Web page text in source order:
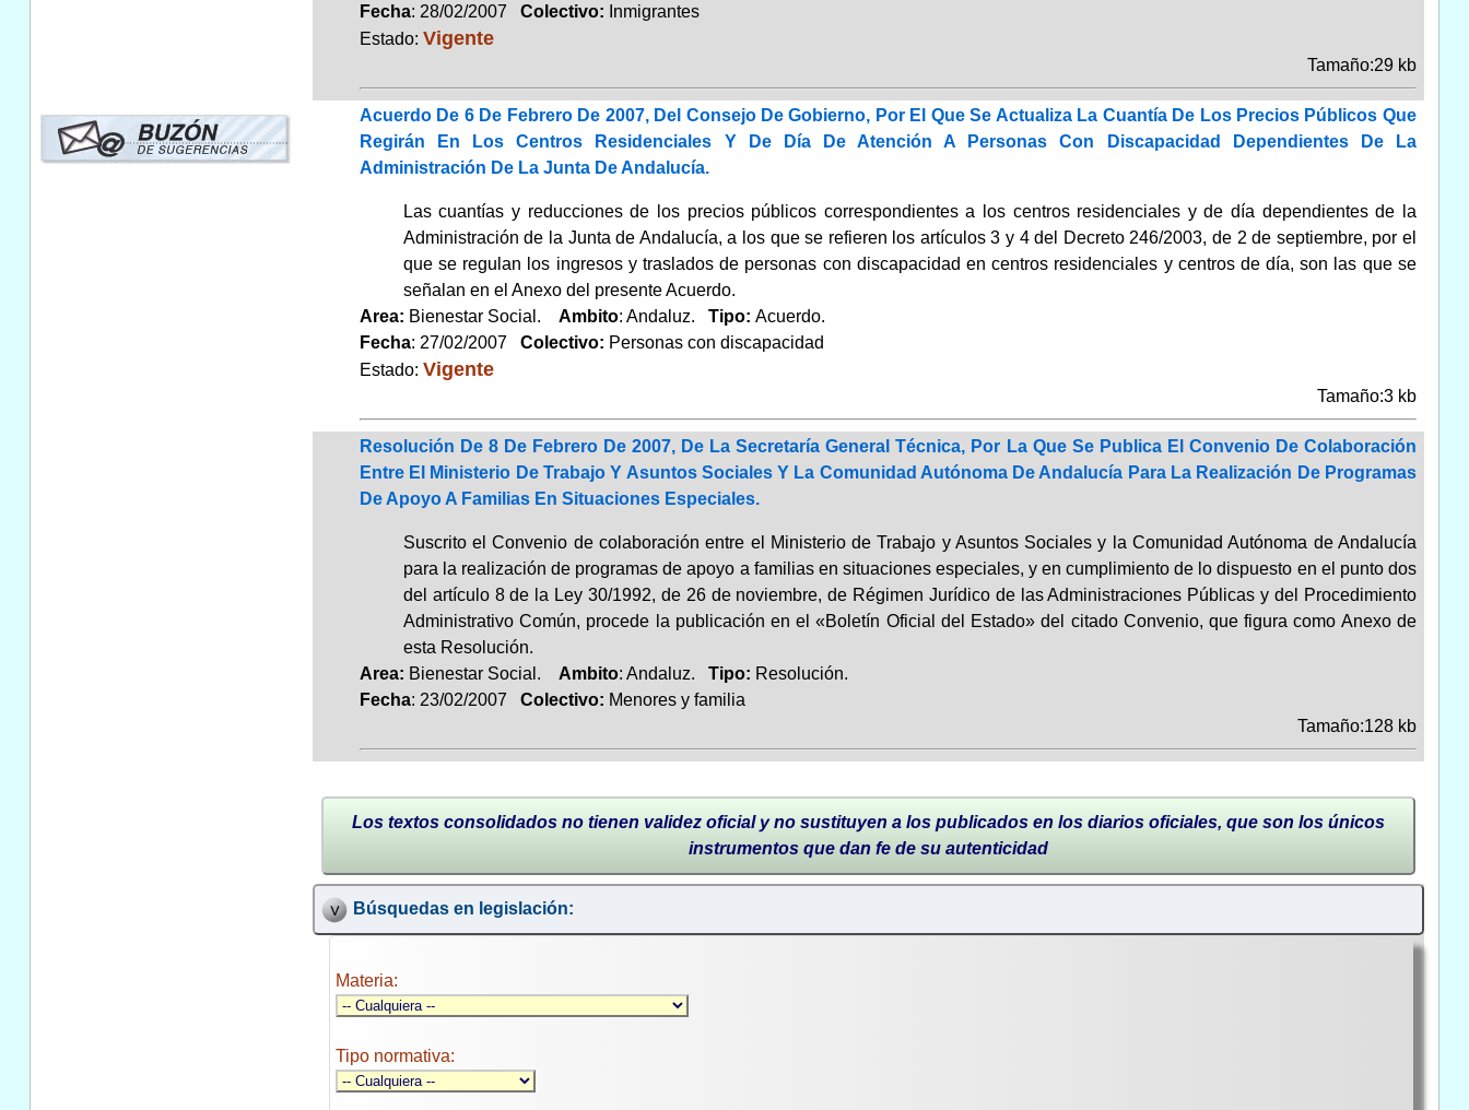
Fecha: 28/02/2007 Colectivo: Inmigrantes
Estado: Vigente
Tamaño:29 kb
Acuerdo De 6 De Febrero De 2007, Del Consejo De Gobierno, Por El Que Se Actualiza La Cuantía De Los Precios Públicos Que
Regirán En Los Centros Residenciales Y De Día De Atención A Personas Con Discapacidad Dependientes De La
Administración De La Junta De Andalucía.
Las cuantías y reducciones de los precios públicos correspondientes a los centros residenciales y de día dependientes de la
Administración de la Junta de Andalucía, a los que se refieren los artículos 3 y 4 del Decreto 246/2003, de 2 de septiembre, por el
que se regulan los ingresos y traslados de personas con discapacidad en centros residenciales y centros de día, son las que se
señalan en el Anexo del presente Acuerdo.
Area: Bienestar Social. Ambito: Andaluz. Tipo: Acuerdo.
Fecha: 27/02/2007Colectivo: Personas con discapacidad
Estado: Vigente
Tamaño:3 kb
Resolución De 8 De Febrero De 2007, De La Secretaría General Técnica, Por La Que Se Publica El Convenio De Colaboración
Entre El Ministerio De Trabajo Y Asuntos Sociales Y La Comunidad Autónoma De Andalucía Para La Realización De Programas
De Apoyo A Familias En Situaciones Especiales.
Suscrito el Convenio de colaboración entre el Ministerio de Trabajo y Asuntos Sociales y la Comunidad Autónoma de Andalucía
para la realización de programas de apoyo a familias en situaciones especiales, y en cumplimiento de lo dispuesto en el punto dos
del artículo 8 de la Ley 30/1992, de 26 de noviembre, de Régimen Jurídico de las Administraciones Públicas y del Procedimiento
Administrativo Común, procede la publicación en el «Boletín Oficial del Estado» del citado Convenio, que figura como Anexo de
esta Resolución.
Area: Bienestar Social. Ambito: Andaluz. Tipo: Resolución.
Fecha: 23/02/2007 Colectivo: Menores y familia
Tamaño:128 kb
Los textos consolidados no tienen validez oficial y no sustituyen a los publicados en los diarios oficiales, que son los únicos
instrumentos que dan fe de su autenticidad
Búsquedas en legislación:
Materia:
Tipo normativa: